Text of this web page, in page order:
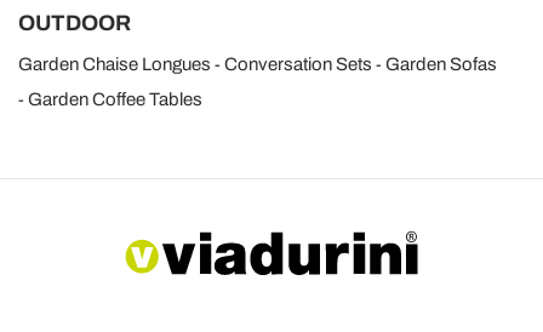
OUTDOOR
Garden Chaise Longues Conversation Sets
Garden Sofas
Garden Coffee Tables